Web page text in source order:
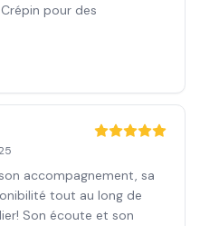
pour des
accompagnement, sa
tout au long de
Son écoute et son